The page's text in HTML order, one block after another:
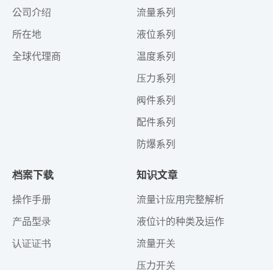
公司介绍
所在地
全球代理商
流量系列
液位系列
温度系列
压力系列
阀件系列
配件系列
防爆系列
档案下载
操作手册
产品型录
认证证书
知识文章
流量计应用完整解析
液位计的种类及运作
流量开关
压力开关